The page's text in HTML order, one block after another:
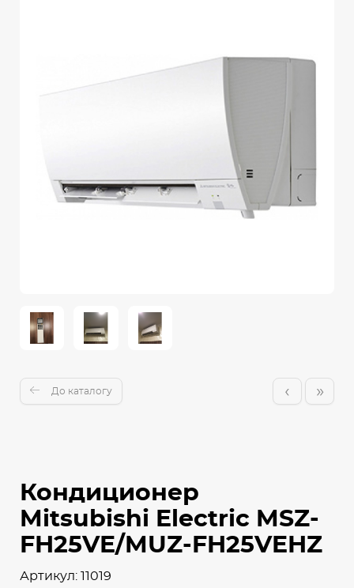
До каталогу ‹ »
Кондиционер
Mitsubishi Electric MSZ-
FH25VE/MUZ-FH25VEHZ
Артикул: 11019